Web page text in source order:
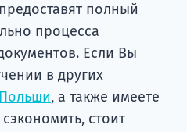
полный
процесса
Если Вы
в других
, а также имеете
стоит